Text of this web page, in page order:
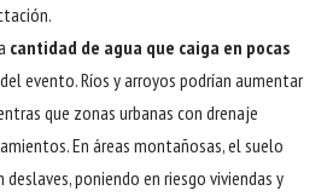
cantidad de agua que caiga en pocas
evento. Ríos y arroyos podrían aumentar
que zonas urbanas con drenaje
En áreas montañosas, el suelo
poniendo en riesgo viviendas y